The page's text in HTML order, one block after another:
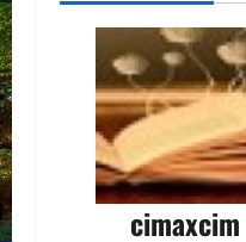
cimaxcim